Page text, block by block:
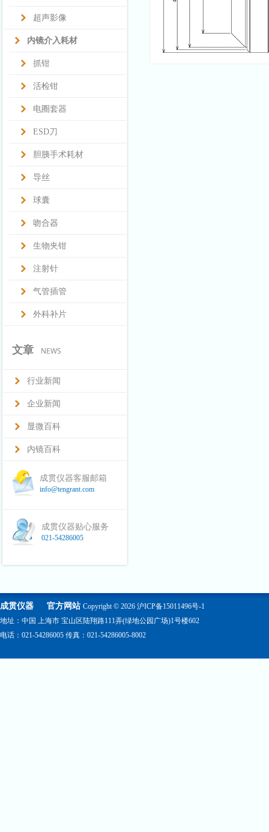
超声影像
内镜介入耗材
抓钳
活检钳
电圈套器
ESD刀
胆胰手术耗材
导丝
球囊
吻合器
生物夹钳
注射针
气管插管
外科补片
文章 NEWS
行业新闻
企业新闻
显微百科
内镜百科
成贯仪器客服邮箱
info@tengrant.com
成贯仪器贴心服务
021-54286005
成贯仪器 官方网站 Copyright © 2026 沪ICP备15011496号-1
地址：中国 上海市 宝山区陆翔路111弄(绿地公园广场)1号楼602
电话：021-54286005 传真：021-54286005-8002